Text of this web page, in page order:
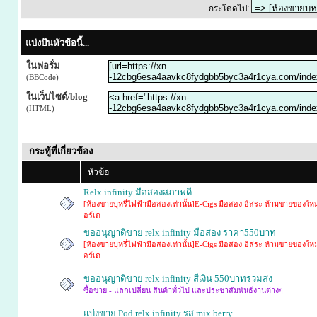
กระโดดไป:
แบ่งปันหัวข้อนี้...
ในฟอรั่ม
(BBCode)
ในเว็บไซด์/blog
(HTML)
กระทู้ที่เกี่ยวข้อง
หัวข้อ
Relx infinity มือสองสภาพดี
[ห้องขายบุหรี่ไฟฟ้ามือสองเท่านั้น]E-Cigs มือสอง อิสระ ห้ามขายของใ
อร์เด
ขออนุญาติขาย relx infinity มือสอง ราคา550บาท
[ห้องขายบุหรี่ไฟฟ้ามือสองเท่านั้น]E-Cigs มือสอง อิสระ ห้ามขายของใ
อร์เด
ขออนุญาติขาย relx infinity สีเงิน 550บาทรวมส่ง
ซื้อขาย - แลกเปลี่ยน สินค้าทั่วไป และประชาสัมพันธ์งานต่างๆ
แบ่งขาย​ Pod relx​ infinity รส​ mix berry